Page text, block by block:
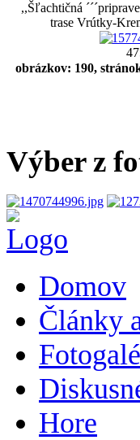
,,Šľachtičná
trase Vrútky-
obrázkov: 190,
Výber z
Domov
Články
Hore